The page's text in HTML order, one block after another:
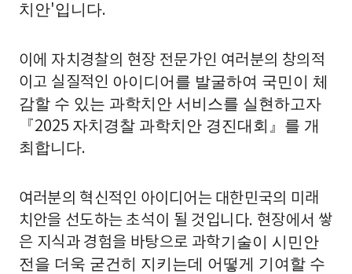
치안'입니다.
이에 자치경찰의 현장 전문가인 여러분의 창의적
이고 실질적인 아이디어를 발굴하여 국민이 체
감할 수 있는 과학치안 서비스를 실현하고자
『 2025 자치경찰 과학치안 경진대회 』 를 개
최합니다.
여러분의 혁신적인 아이디어는 대한민국의 미래
치안을 선도하는 초석이 될 것입니다. 현장에서 쌓
은 지식과 경험을 바탕으로 과학기술이 시민안
전을 더욱 굳건히 지키는데 어떻게 기여할 수